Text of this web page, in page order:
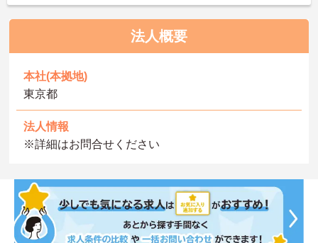
法人概要
本社(本拠地)
東京都
法人情報
※詳細はお問合せください